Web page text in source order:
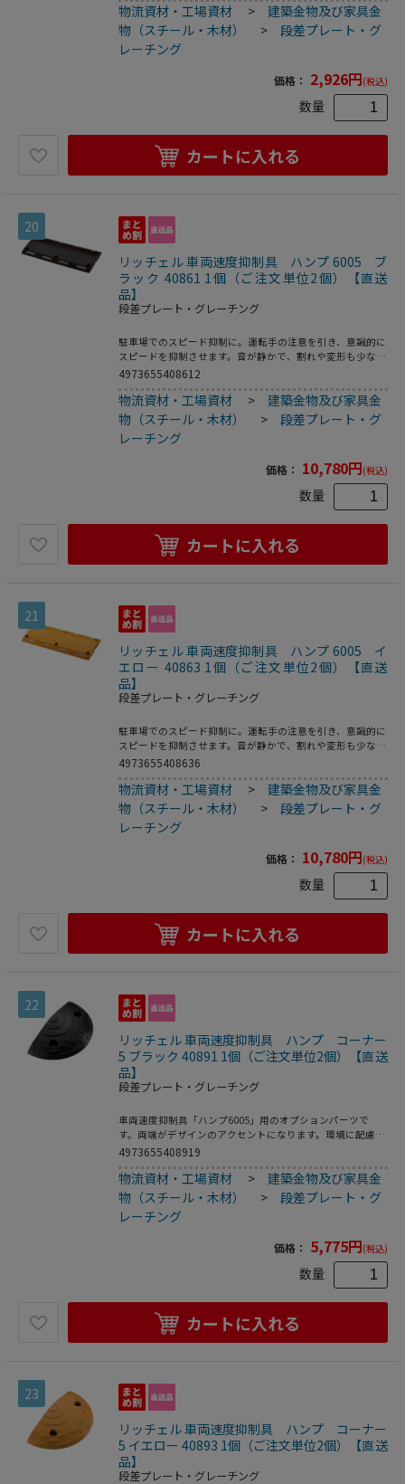
のグリップ力があるので、雨の日でも滑りにくい、重みがあ
り、雨水などに流されにくいなどの利点があります。連結が
可能でボルトで固定できます。●付属品：ボルト・ナット各
1コ／ワッシャー2コ●製品重量：4kg
物流資材・工場資材 >建築金物及び家具金
物（スチール・木材）
>段差プレート・グ
レーチング
価格： 2,926円(税込)
数量
カートに入れる
20
リッチェル 車両速度抑制具 ハンプ 6005 ブ
ラック 40861 1個（ご注文単位2個）【直送
品】
段差プレート・グレーチング
駐車場でのスピード抑制に。運転手の注意を引き、意識的に
スピードを抑制させます。音が静かで、割れや変形も少な
い。環境に配慮し、再生ゴムを使用しています。アンカーボ
ル製のプレートがインサートされています。反射プレート付
きで、夜間も認識できます。別売の「ハンプコーナー5」を
組み合わせることで、両端がデザインのアクセントになりま
す。●製品重量：9kg
4973655408612
物流資材・工場資材 >建築金物及び家具金
物（スチール・木材）
>段差プレート・グ
レーチング
価格： 10,780円(税込)
数量
カートに入れる
21
リッチェル 車両速度抑制具 ハンプ 6005 イ
エロー 40863 1個（ご注文単位2個）【直送
品】
段差プレート・グレーチング
駐車場でのスピード抑制に。運転手の注意を引き、意識的に
スピードを抑制させます。音が静かで、割れや変形も少な
い。環境に配慮し、再生ゴムを使用しています。アンカーボ
ル製のプレートがインサートされています。反射プレート付
きで、夜間も認識できます。別売の「ハンプコーナー5」を
組み合わせることで、両端がデザインのアクセントになりま
す。●製品重量：9kg
4973655408636
物流資材・工場資材 >建築金物及び家具金
物（スチール・木材）
>段差プレート・グ
レーチング
価格： 10,780円(税込)
数量
カートに入れる
22
リッチェル 車両速度抑制具 ハンプ コーナー
5 ブラック 40891 1個（ご注文単位2個）【直送
品】
段差プレート・グレーチング
車両速度抑制具「ハンプ6005」用のオプションパーツで
す。両端がデザインのアクセントになります。環境に配慮
し、再生ゴムを使用しています。●製品重量：1．7kg
4973655408919
物流資材・工場資材 >建築金物及び家具金
物（スチール・木材）
>段差プレート・グ
レーチング
価格： 5,775円(税込)
数量
カートに入れる
23
リッチェル 車両速度抑制具 ハンプ コーナー
5 イエロー 40893 1個（ご注文単位2個）【直送
品】
段差プレート・グレーチング